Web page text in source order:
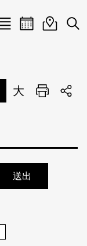
Menu
English
活動日曆活動地圖
展
大 列印